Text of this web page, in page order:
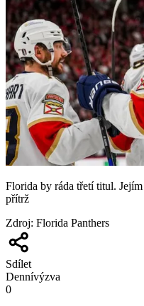
Florida by ráda třetí titul.
přítrž
Zdroj: Florida Panthers
Sdílet
Dennívýzva
0